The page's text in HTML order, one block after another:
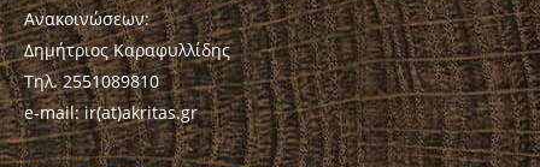
Ανακοινώσεων:
Δημήτριος Καραφυλλίδης
Τηλ. 2551089810
e-mail: ir(at)akritas.gr